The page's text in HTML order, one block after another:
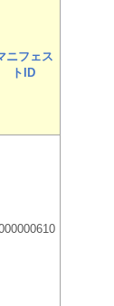
ニフェス
トID